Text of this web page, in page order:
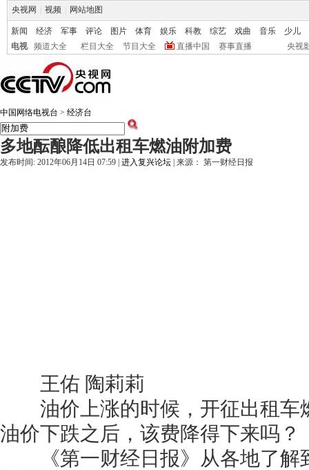
央视网 视频 网站地图
新闻 经济 军事 评论 图片 体育 娱乐 科教 综艺 戏曲 音乐
少儿
电视
频道大全 栏目大全 节目大全 直播中国 赛事直播 央视
中国网络电视台 > 经济台
多地酝酿降低出租车燃油附加费
发布时间: 2012年06月14日 07:59 | 进入复兴论坛 | 来源： 第一财经日报
王佑 陶莉莉
油价上涨的时候，开征出租车
油价下跌之后，该费降得下来吗？
《第一财经日报》从各地了解